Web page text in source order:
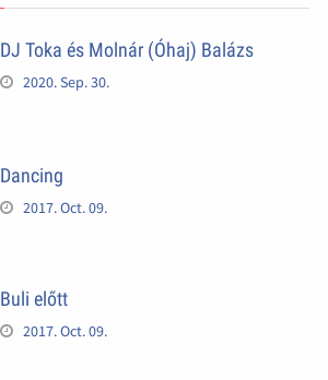
DJ Toka és Molnár (Óhaj) Balázs
2020. Sep. 30.
Dancing
2017. Oct. 09.
Buli előtt
2017. Oct. 09.